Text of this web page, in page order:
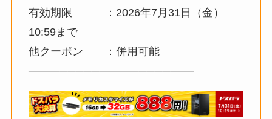
有効期限 ：2026年7月31日（金）
10:59まで
他クーポン ：併用可能
─────────────────────